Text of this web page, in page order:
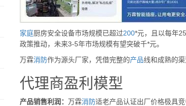
家庭厨房安全设备市场规模已超过200*元，且以每年
政策推动，未来3-5年市场规模有望突破千*元。
万霖消防作为源头厂家，凭借完整的产品线和成熟的
代理商盈利模型
产品销售利润： 万霖消防适老产品认证出厂价格极具